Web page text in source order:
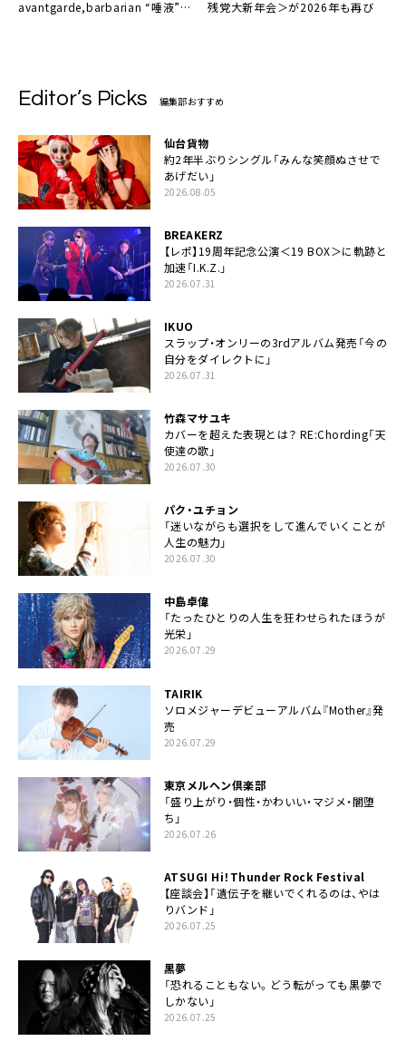
avantgarde,barbarian “唾液”＞
残党大新年会＞が2026年も再び
Editor’s Picks 編集部おすすめ
仙台貨物
約2年半ぶりシングル「みんな笑顔ぬさせで
あげだい」
2026.08.05
BREAKERZ
【レポ】19周年記念公演＜19 BOX＞に軌跡と
加速「I.K.Z.」
2026.07.31
IKUO
スラップ・オンリーの3rdアルバム発売「今の
自分をダイレクトに」
2026.07.31
竹森マサユキ
カバーを超えた表現とは？ RE:Chording「天
使達の歌」
2026.07.30
パク・ユチョン
「迷いながらも選択をして進んでいくことが
人生の魅力」
2026.07.30
中島卓偉
「たったひとりの人生を狂わせられたほうが
光栄」
2026.07.29
TAIRIK
ソロメジャーデビューアルバム『Mother』発
売
2026.07.29
東京メルヘン倶楽部
「盛り上がり・個性・かわいい・マジメ・闇堕
ち」
2026.07.26
ATSUGI Hi！Thunder Rock Festival
【座談会】「遺伝子を継いでくれるのは、やは
りバンド」
2026.07.25
黒夢
「恐れることもない。どう転がっても黒夢で
しかない」
2026.07.25